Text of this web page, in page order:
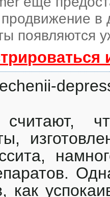
продвижение в
появляются
как